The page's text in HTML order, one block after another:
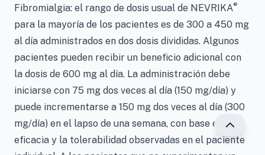
Fibromialgia: el rango de dosis usual de NEVRIKA®
para la mayoría de los pacientes es de 300 a 450 mg
al día administrados en dos dosis divididas. Algunos
pacientes pueden recibir un beneficio adicional con
la dosis de 600 mg al día. La administración debe
iniciarse con 75 mg dos veces al día (150 mg/día) y
puede incrementarse a 150 mg dos veces al día (300
mg/día) en el lapso de una semana, con base en la
eficacia y la tolerabilidad observadas en el paciente